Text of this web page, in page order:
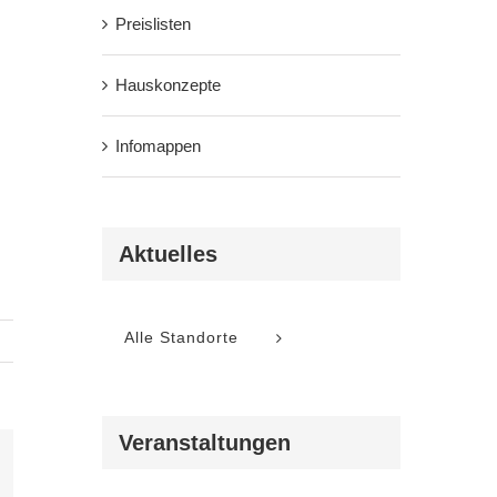
Preislisten
Hauskonzepte
Infomappen
Aktuelles
Alle Standorte
Veranstaltungen